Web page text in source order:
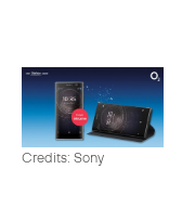
Credits: Sony